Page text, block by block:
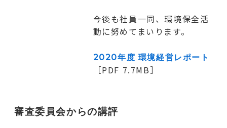
今後も社員一同、環境保全活
動に努めてまいります。
2020年度 環境経営レポート
［PDF 7.7MB］
審査委員会からの講評